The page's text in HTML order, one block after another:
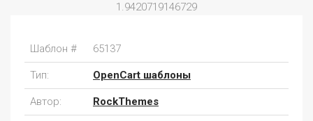
1.9420719146729
Шаблон # 65137
Тип: OpenCart шаблоны
Автор: RockThemes